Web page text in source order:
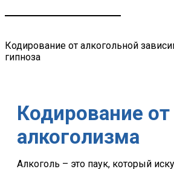
Кодирование от алкогольной
гипноза
Кодирование от
алкоголизма
Алкоголь – это паук, который